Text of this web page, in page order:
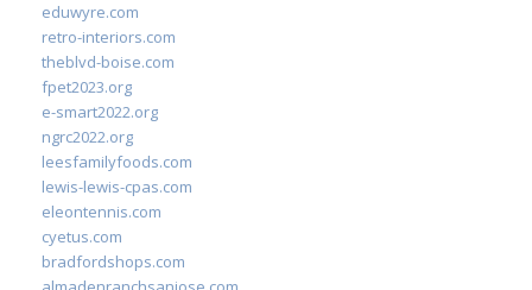
eduwyre.com
retro-interiors.com
theblvd-boise.com
fpet2023.org
e-smart2022.org
ngrc2022.org
leesfamilyfoods.com
lewis-lewis-cpas.com
eleontennis.com
cyetus.com
bradfordshops.com